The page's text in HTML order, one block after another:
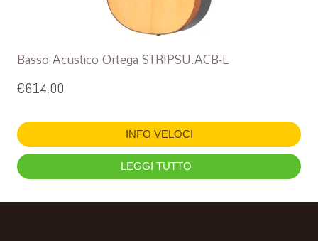
Basso Acustico Ortega STRIPSU.ACB-L
€614,00
INFO VELOCI
LEGGI TUTTO